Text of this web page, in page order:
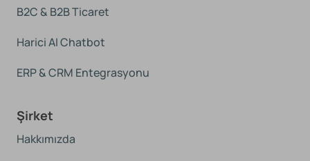
B2C & B2B Ticaret
Harici AI Chatbot
ERP & CRM Entegrasyonu
Şirket
Hakkımızda